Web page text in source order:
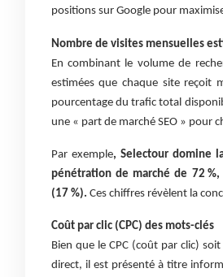
positions sur Google pour
Nombre de visites mensuelles
En combinant le volume de
estimées que chaque site reçoit
pourcentage du trafic total
une « part de marché SEO » pour
Par exemple, Selectour domine
pénétration de marché de 72
(17 %). Ces chiffres révèlent la
Coût par clic (CPC) des mots-clés
Bien que le CPC (coût par clic)
direct, il est présenté à titre